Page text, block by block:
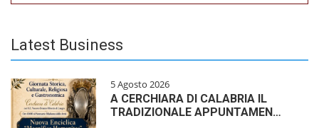
Latest Business
5 Agosto 2026
A CERCHIARA DI CALABRIA IL
TRADIZIONALE APPUNTAMEN…